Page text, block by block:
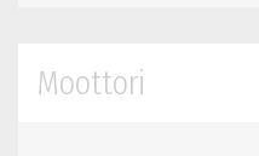
Moottori